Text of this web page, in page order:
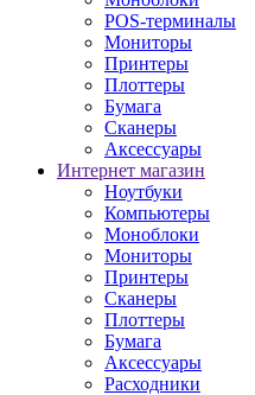
POS-терминалы
Мониторы
Принтеры
Плоттеры
Бумага
Сканеры
Аксессуары
Интернет магазин
Ноутбуки
Компьютеры
Моноблоки
Мониторы
Принтеры
Сканеры
Плоттеры
Бумага
Аксессуары
Расходники